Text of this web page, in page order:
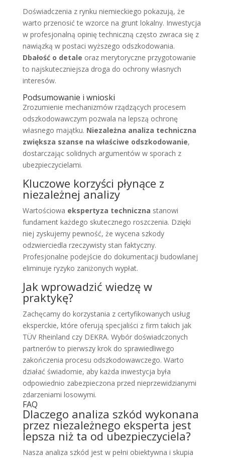
Doświadczenia z rynku niemieckiego pokazują, że
warto przenosić te wzorce na grunt lokalny. Inwestycja
w profesjonalną opinię techniczną często zwraca się z
nawiązką w postaci wyższego odszkodowania.
Dbałość o detale oraz merytoryczne przygotowanie
to najskuteczniejsza droga do ochrony własnych
interesów.
Podsumowanie i wnioski
Zrozumienie mechanizmów rządzących procesem
odszkodowawczym pozwala na lepszą ochronę
własnego majątku. Niezależna analiza techniczna
zwiększa szanse na właściwe odszkodowanie,
dostarczając solidnych argumentów w sporach z
ubezpieczycielami.
Kluczowe korzyści płynące z
niezależnej analizy
Wartościowa ekspertyza techniczna stanowi
fundament każdego skutecznego roszczenia. Dzięki
niej zyskujemy pewność, że wycena szkody
odzwierciedla rzeczywisty stan faktyczny.
Profesjonalne podejście do dokumentacji budowlanej
eliminuje ryzyko zaniżonych wypłat.
Jak wprowadzić wiedzę w
praktykę?
Zachęcamy do korzystania z certyfikowanych usług
eksperckie, które oferują specjaliści z firm takich jak
TÜV Rheinland czy DEKRA. Wybór doświadczonych
partnerów to pierwszy krok do sprawiedliwego
zakończenia procesu odszkodowawczego. Warto
działać świadomie, aby każda inwestycja była
odpowiednio zabezpieczona przed nieprzewidzianymi
zdarzeniami losowymi.
FAQ
Dlaczego analiza szkód wykonana
przez niezależnego eksperta jest
lepsza niż ta od ubezpieczyciela?
Nasza analiza szkód jest w pełni obiektywna i skupia